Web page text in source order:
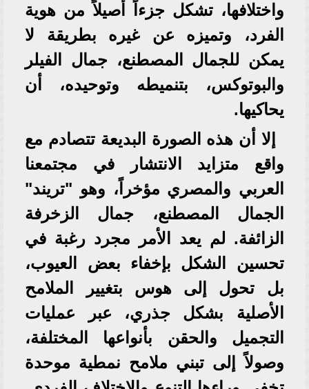
واختلافها، تشكل جزءاً أصيلاً من هوية
الفرد، وتميزه عن غيره بطريقة لا
يمكن للجمال المصطنع، جمال الفيلر
والبوتوكس، بتنميطه وتوحيده، أن
يحاكيها.
إلا أن هذه الصورة البديعة تتصادم مع
واقع متزايد الانتشار في مجتمعنا
العربي والمصري مؤخراً، وهو "تريند"
الجمال المصطنع، جمال الزخرفة
الزائفة. لم يعد الأمر مجرد رغبة في
تحسين الشكل بإخفاء بعض العيوب،
بل تحول إلى هوس بتغيير الملامح
الأصلية بشكل جذري، عبر عمليات
التجميل والحقن بأنواعها المختلفة،
وصولاً إلى تبني ملامح نمطية موحدة